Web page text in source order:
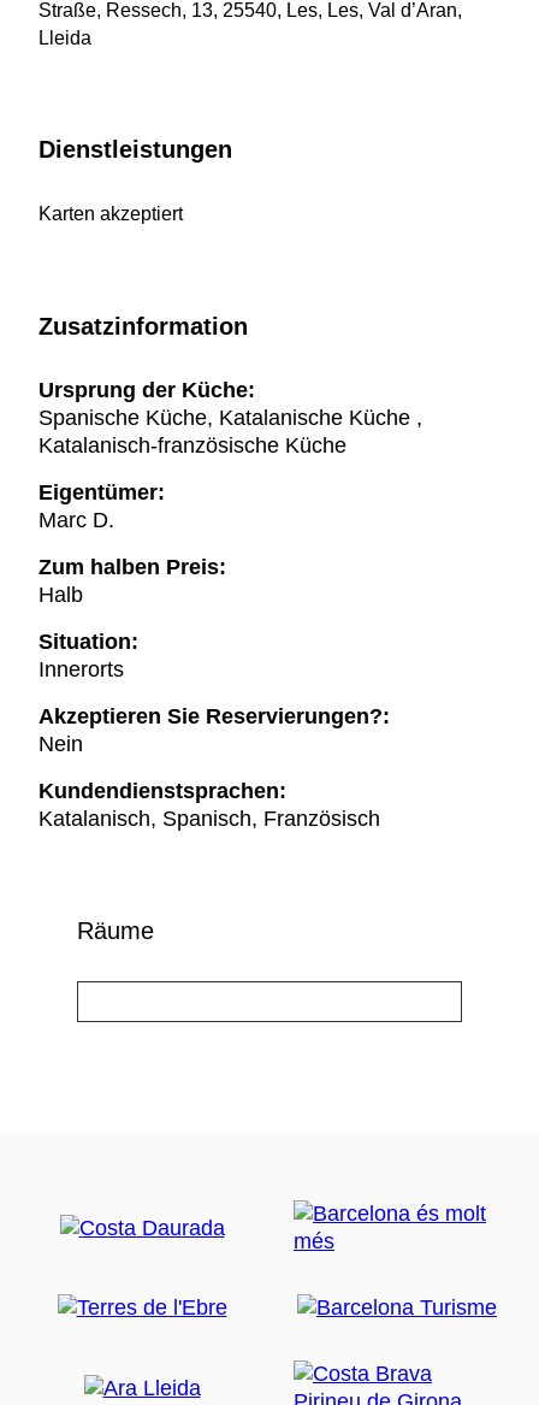
Straße, Ressech, 13, 25540, Les, Les, Val d’Aran,
Lleida
Dienstleistungen
Karten akzeptiert
Zusatzinformation
Ursprung der Küche:
Spanische Küche, Katalanische Küche ,
Katalanisch-französische Küche
Eigentümer:
Marc D.
Zum halben Preis:
Halb
Situation:
Innerorts
Akzeptieren Sie Reservierungen?:
Nein
Kundendienstsprachen:
Katalanisch, Spanisch, Französisch
Räume